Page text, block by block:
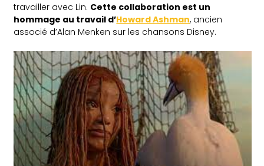
travailler avec Lin. Cette collaboration est un
hommage au travail d’Howard Ashman, ancien
associé d’Alan Menken sur les chansons Disney.